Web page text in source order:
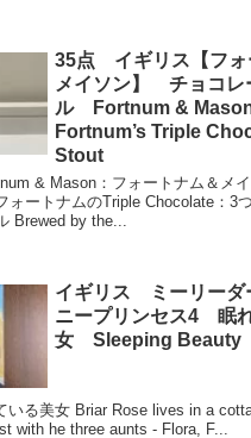
35点 イギリス【フォ
メイソン】 チョコレ
ル Fortnum &
Fortnum’s Triple
Stout
& Mason：フォートナム＆メイ
ォートナムのTriple Chocolate：3
Brewed by the...
イギリス ミーリー
ニープリンセス4 眠
女 Sleeping Beauty
いる美女 Briar Rose lives in a
with he three aunts - Flora, F...